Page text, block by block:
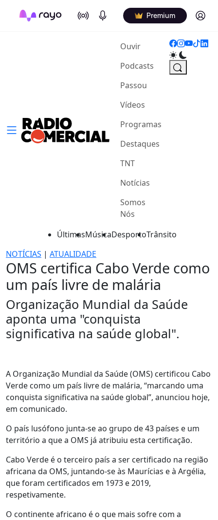
On Air Podcasts Premium Log in
Ouvir(current)
Podcasts
Passou
Vídeos
Programas
Destaques
TNT
Notícias
Somos
Nós
ÚltimasMúsicaDesportoTrânsito
NOTÍCIAS | ATUALIDADE
OMS certifica Cabo Verde como
um país livre de malária
Organização Mundial da Saúde
aponta uma "conquista
significativa na saúde global".
A Organização Mundial da Saúde (OMS) certificou Cabo
Verde como um país livre de malária, “marcando uma
conquista significativa na saúde global”, anunciou hoje,
em comunicado.
O país lusófono junta-se ao grupo de 43 países e um
território a que a OMS já atribuiu esta certificação.
Cabo Verde é o terceiro país a ser certificado na região
africana da OMS, juntando-se às Maurícias e à Argélia,
que foram certificados em 1973 e 2019,
respetivamente.
O continente africano é o que mais sofre com a